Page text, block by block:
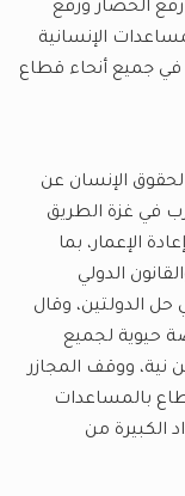
الحصار ورفع
الإنسانية
جميع أنحاء قطاع
الإنسان عن
في غزة الطريق
الإعمار، بما
الدولي
حل الدولتين، وقال
حيوية لجميع
نية، ووقف المجازر
بالمساعدات
الكبيرة من